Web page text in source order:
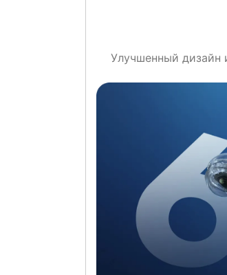
Улучшенный дизайн